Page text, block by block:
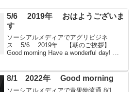
5/6 2019年 おはようございま
す
ソーシアルメディアでアグリビジネ
ス 5/6 2019年 【朝のご挨拶】
Good morning Have a wonderful day! お
ウブとともに・・...
8/1 2022年 Good morning
ソーシアルメディアで青果物流通 8/1